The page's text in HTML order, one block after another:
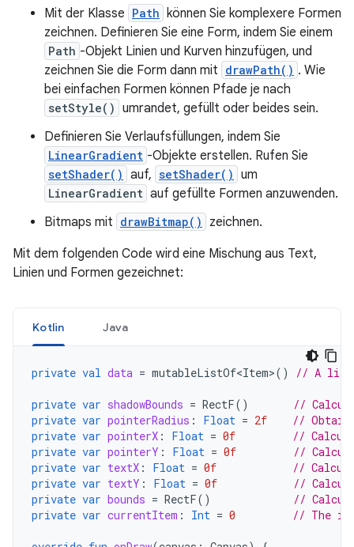
Mit der Klasse Path können Sie komplexere Formen
zeichnen. Definieren Sie eine Form, indem Sie einem
Path -Objekt Linien und Kurven hinzufügen, und
zeichnen Sie die Form dann mit drawPath() . Wie
bei einfachen Formen können Pfade je nach
setStyle() umrandet, gefüllt oder beides sein.
Definieren Sie Verlaufsfüllungen, indem Sie
LinearGradient -Objekte erstellen. Rufen Sie
setShader() auf, setShader() um
LinearGradient auf gefüllte Formen anzuwenden.
Bitmaps mit drawBitmap()
zeichnen.
Mit dem folgenden Code wird eine Mischung aus Text,
Linien und Formen gezeichnet:
Kotlin Java
private val data = mutableListOf<Item>() // A list
private var shadowBounds = RectF()
//
private var pointerRadius : Float = 2f
//
private var pointerX : Float = 0f
//
private var pointerY : Float = 0f
//
private var textX : Float = 0f
//
private var textY : Float = 0f
//
private var bounds = RectF()
//
private var currentItem : Int = 0 // The